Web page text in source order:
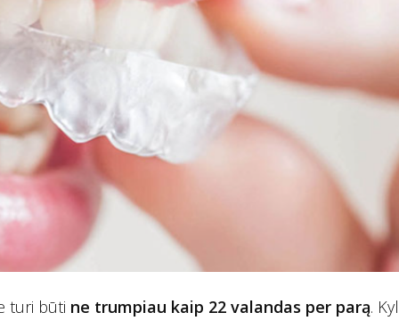
turi būti ne trumpiau kaip 22 valandas per parą.